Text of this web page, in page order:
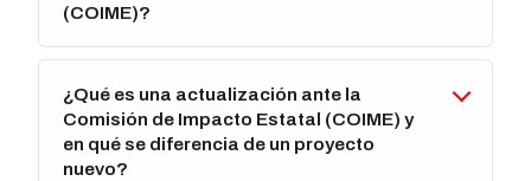
(COIME)?
¿Qué es una actualización ante la
Comisión de Impacto Estatal (COIME) y
en qué se diferencia de un proyecto
nuevo?